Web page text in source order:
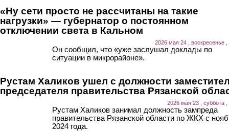
«Ну сети просто не рассчитаны на такие
нагрузки» — губернатор о постоянном
отключении света в Кальном
2026 мая 24 , воскресенье ,
Он сообщил, что «уже заслушал доклады по
ситуации в микрорайоне».
Рустам Халиков ушел с должности
председателя правительства Рязанской
2026 мая 23 , суббота ,
Рустам Халиков занимал должность зампреда
правительства Рязанской области по ЖКХ с
2024 года.